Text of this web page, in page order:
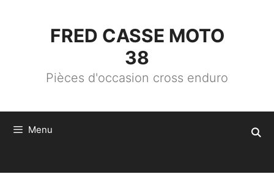
FRED CASSE MOTO
38
Pièces d'occasion cross enduro
Menu